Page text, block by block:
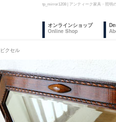
tp_mirror1208 | アンティーク家具・照
テ
ン
ツ
オンラインショップ
Online Shop
ピクセル